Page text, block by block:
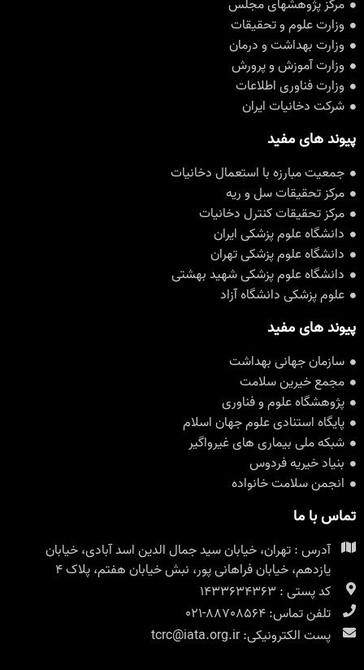
مرکز پژوهشهای مجلس
وزارت علوم و تحقیقات
وزارت بهداشت و درمان
وزارت آموزش و پرورش
وزارت فناوری اطلاعات
شرکت دخانیات ایران
پیوند های مفید
جمعیت مبارزه با استعمال دخانیات
مرکز تحقیقات سل و ریه
مرکز تحقیقات کنترل دخانیات
دانشگاه علوم پزشکی ایران
دانشگاه علوم پزشکی تهران
دانشگاه علوم پزشکی شهید بهشتی
علوم پزشکی دانشگاه آزاد
پیوند های مفید
سازمان جهانی بهداشت
مجمع خیرین سلامت
پژوهشگاه علوم و فناوری
پایگاه استنادی علوم جهان اسلام
شبکه ملی بیماری های غیرواگیر
بنیاد خیریه فردوس
انجمن سلامت خانواده
تماس با ما
آدرس : تهران، خیابان سید جمال الدین اسد آبادی، خیابان
یازدهم، خیابان فراهانی پور، نبش خیابان هفتم، پلاک ۴
کد پستی : 1433634363
تلفن تماس: 88708564-021
پست الکترونیکی: tcrc@iata.org.ir